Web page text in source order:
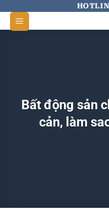
Bất động sản
cản, làm